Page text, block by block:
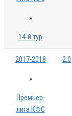
»
14-й тур
2017-2018
»
Премьер-
лига КФС
2:0